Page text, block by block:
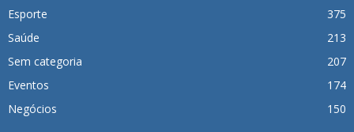
Esporte
375
Saúde
213
Sem categoria
207
Eventos
174
Negócios
150